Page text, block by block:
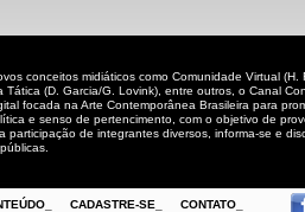
conceitos midiáticos como Comunidade Virtual (H.
Tática (D. Garcia/G. Lovink), entre outros, o Canal
focada na Arte Contemporânea Brasileira para
e senso de pertencimento, com o objetivo de
participação de integrantes diversos, informa-se e
CADASTRE-SE_ CONTATO_